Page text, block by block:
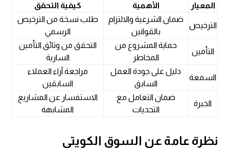
المعيار الأهمية كيفية التحقق
الترخيص
ضمان الشرعية والالتزام
بالقوانين
طلب نسخة من الترخيص
الرسمي
التأمين
حماية المشروع من
المخاطر
التحقق من وثائق التأمين
السارية
السمعة
دليل على جودة العمل
السابق
مراجعة آراء العملاء
السابقين
الخبرة
ضمان التعامل مع
التحديات
الاستفسار عن المشاريع
المشابهة
نظرة عامة عن السوق الكويتي